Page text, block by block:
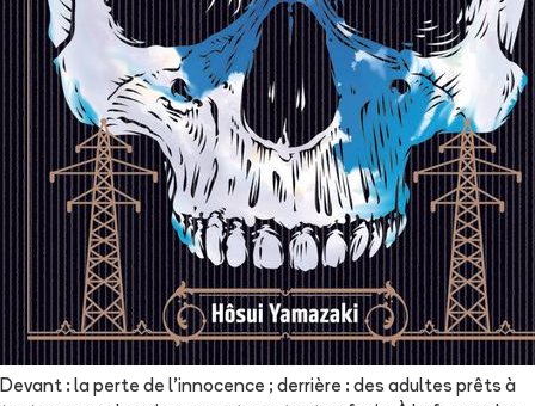
Devant : la perte de l'innocence ; derrière : des adultes prêts à